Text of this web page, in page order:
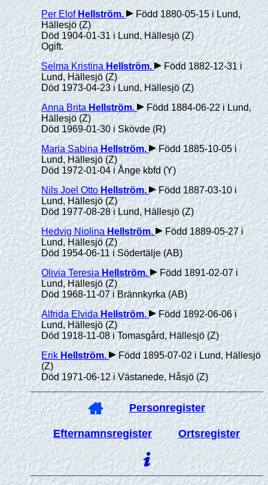
Per Elof Hellström.
Född 1880-05-15 i Lund,
Hällesjö (Z)
Död 1904-01-31 i Lund, Hällesjö (Z)
Ogift.
Selma Kristina Hellström.
Född 1882-12-31 i
Lund, Hällesjö (Z)
Död 1973-04-23 i Lund, Hällesjö (Z)
Anna Brita Hellström.
Född 1884-06-22 i Lund,
Hällesjö (Z)
Död 1969-01-30 i Skövde (R)
Maria Sabina Hellström.
Född 1885-10-05 i
Lund, Hällesjö (Z)
Död 1972-01-04 i Ånge kbfd (Y)
Nils Joel Otto Hellström.
Född 1887-03-10 i
Lund, Hällesjö (Z)
Död 1977-08-28 i Lund, Hällesjö (Z)
Hedvig Niolina Hellström.
Född 1889-05-27 i
Lund, Hällesjö (Z)
Död 1954-06-11 i Södertälje (AB)
Olivia Teresia Hellström.
Född 1891-02-07 i
Lund, Hällesjö (Z)
Död 1968-11-07 i Brännkyrka (AB)
Alfrida Elvida Hellström.
Född 1892-06-06 i
Lund, Hällesjö (Z)
Död 1918-11-08 i Tomasgård, Hällesjö (Z)
Erik Hellström.
Född 1895-07-02 i Lund, Hällesjö
(Z)
Död 1971-06-12 i Västanede, Håsjö (Z)
Personregister
Efternamnsregister Ortsregister